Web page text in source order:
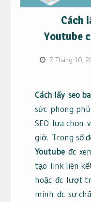
Cách
Youtube
7 Tháng 10,
Cách lấy seo
sức phong phú
SEO lựa chọn
giờ. Trong số
Youtube đc
tạo link liên
hoặc đc lượt
minh đcsự